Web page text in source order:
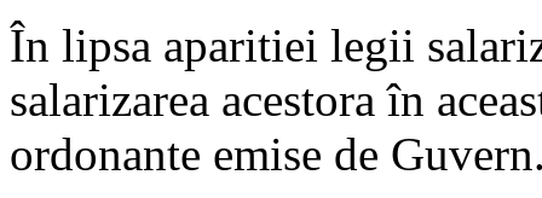
În lipsa aparitiei legii
salarizarea acestora în
ordonante emise de